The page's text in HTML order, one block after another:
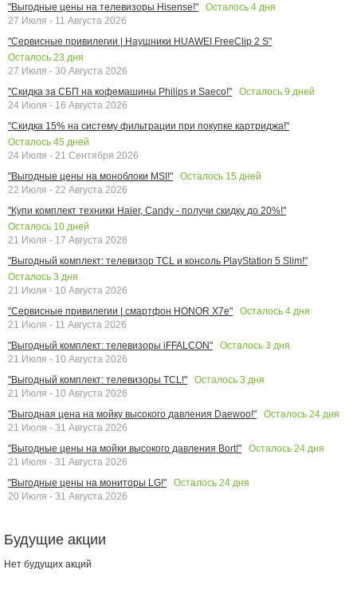
"Выгодные цены на телевизоры Hisense!"
Осталось 4 дня
27 Июля - 11 Августа 2026
"Сервисные привилегии | Наушники HUAWEI FreeClip 2 S"
Осталось 23 дня
27 Июля - 30 Августа 2026
"Скидка за СБП на кофемашины Philips и Saeco!"
Осталось 9 дней
24 Июля - 16 Августа 2026
"Скидка 15% на систему фильтрации при покупке картриджа!"
Осталось 45 дней
24 Июля - 21 Сентября 2026
"Выгодные цены на моноблоки MSI!"
Осталось 15 дней
22 Июля - 22 Августа 2026
"Купи комплект техники Haier, Candy - получи скидку до 20%!"
Осталось 10 дней
21 Июля - 17 Августа 2026
"Выгодный комплект: телевизор TCL и консоль PlayStation 5 Slim!"
Осталось 3 дня
21 Июля - 10 Августа 2026
"Сервисные привилегии | смартфон HONOR X7e"
Осталось 4 дня
21 Июля - 11 Августа 2026
"Выгодный комплект: телевизоры iFFALCON"
Осталось 3 дня
21 Июля - 10 Августа 2026
"Выгодный комплект: телевизоры TCL!"
Осталось 3 дня
21 Июля - 10 Августа 2026
"Выгодная цена на мойку высокого давления Daewoo!"
Осталось 24 дня
21 Июля - 31 Августа 2026
"Выгодные цены на мойки высокого давления Bort!"
Осталось 24 дня
21 Июля - 31 Августа 2026
"Выгодные цены на мониторы LG!"
Осталось 24 дня
20 Июля - 31 Августа 2026
Будущие акции
Нет будущих акций